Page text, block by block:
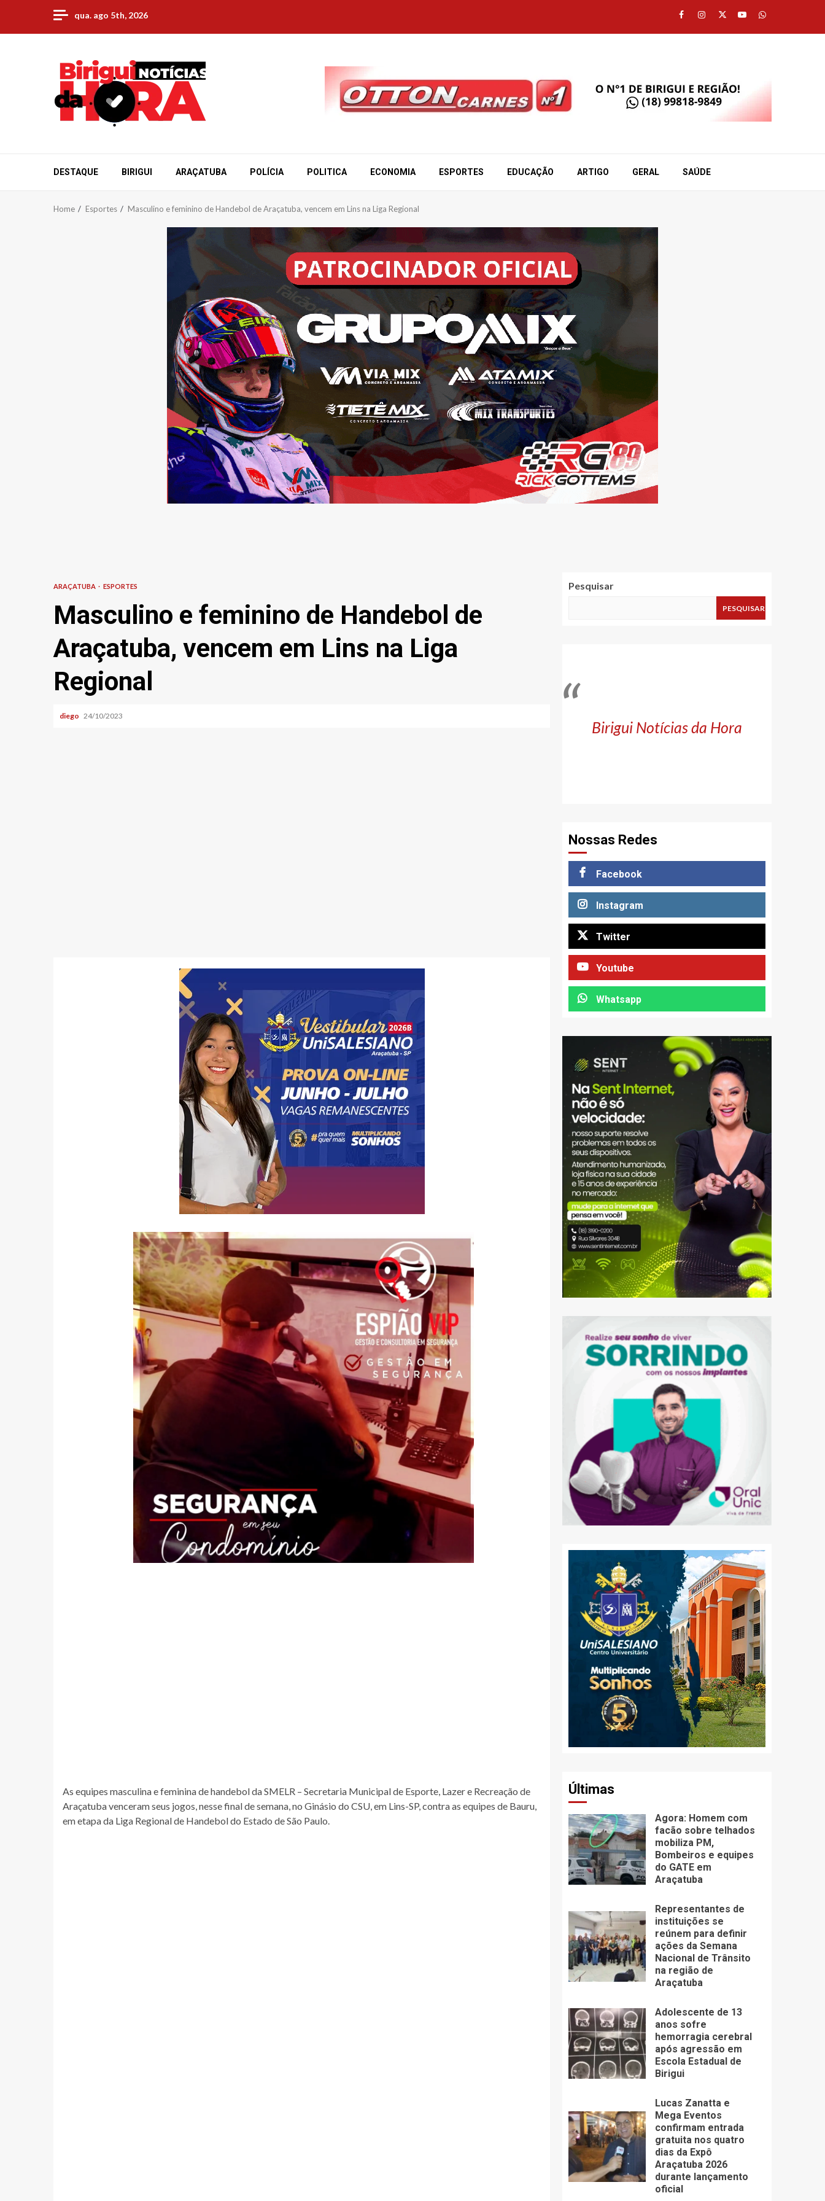
content
qua. ago 5th, 2026 Facebook
Instagram
TwitterYoutubeWhatsapp
DESTAQUE BIRIGUI ARAÇATUBA POLÍCIA POLITICA ECONOMIA ESPORTES EDUCAÇÃO ARTIGO GERAL SAÚDE
Home Esportes Masculino e feminino de Handebol de Araçatuba, vencem em Lins na Liga Regional
ARAÇATUBA ESPORTES
Masculino e feminino de Handebol de
Araçatuba, vencem em Lins na Liga
Regional
diego 24/10/2023
As equipes masculina e feminina de handebol da SMELR – Secretaria Municipal de Esporte, Lazer e Recreação de
Araçatuba venceram seus jogos, nesse final de semana, no Ginásio do CSU, em Lins-SP, contra as equipes de Bauru,
em etapa da Liga Regional de Handebol do Estado de São Paulo.
Pesquisar
PESQUISAR
Birigui Notícias da Hora
Nossas Redes
Facebook
Instagram
Twitter
Youtube
Whatsapp
Últimas
Agora: Homem com
facão sobre telhados
mobiliza PM,
Bombeiros e equipes
do GATE em
Araçatuba
Representantes de
instituições se
reúnem para definir
ações da Semana
Nacional de Trânsito
na região de
Araçatuba
Adolescente de 13
anos sofre
hemorragia cerebral
após agressão em
Escola Estadual de
Birigui
Lucas Zanatta e
Mega Eventos
confirmam entrada
gratuita nos quatro
dias da Expô
Araçatuba 2026
durante lançamento
oficial